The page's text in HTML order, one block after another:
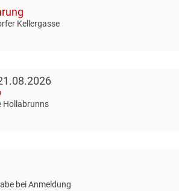
Kellergasse
Hollabrunns
bei Anmeldung